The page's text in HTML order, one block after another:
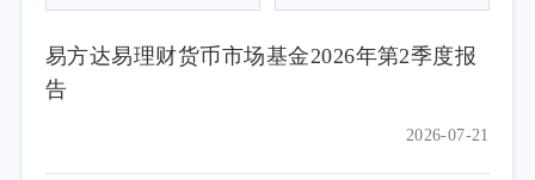
易方达易理财货币市场基金2026年第2季度报
告
2026-07-21